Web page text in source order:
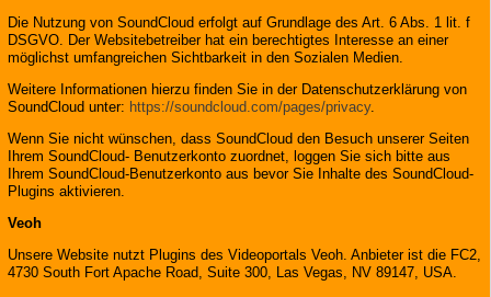
Die Nutzung von SoundCloud erfolgt auf Grundlage des Art. 6 Abs. 1 lit. f
DSGVO. Der Websitebetreiber hat ein berechtigtes Interesse an einer
möglichst umfangreichen Sichtbarkeit in den Sozialen Medien.
Weitere Informationen hierzu finden Sie in der Datenschutzerklärung von
SoundCloud unter: https://soundcloud.com/pages/privacy.
Wenn Sie nicht wünschen, dass SoundCloud den Besuch unserer Seiten
Ihrem SoundCloud- Benutzerkonto zuordnet, loggen Sie sich bitte aus
Ihrem SoundCloud-Benutzerkonto aus bevor Sie Inhalte des SoundCloud-
Plugins aktivieren.
Veoh
Unsere Website nutzt Plugins des Videoportals Veoh. Anbieter ist die FC2,
4730 South Fort Apache Road, Suite 300, Las Vegas, NV 89147, USA.